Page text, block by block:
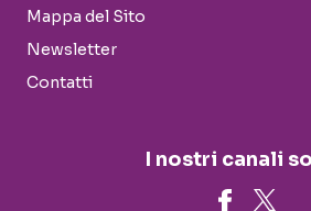
Mappa del Sito
Newsletter
Contatti
I nostri canali